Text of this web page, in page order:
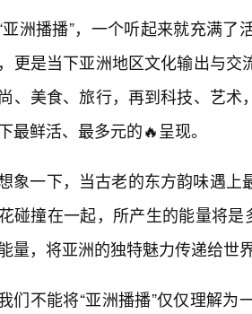
亚洲播播”，一个听起来就充满
更是当下亚洲地区文化输出与
、美食、旅行，再到科技、艺
最鲜活、最多元的🔥呈现。
象一下，当古老的东方韵味遇上
碰撞在一起，所产生的能量将
量，将亚洲的独特魅力传递给世
们不能将“亚洲播播”仅仅理解